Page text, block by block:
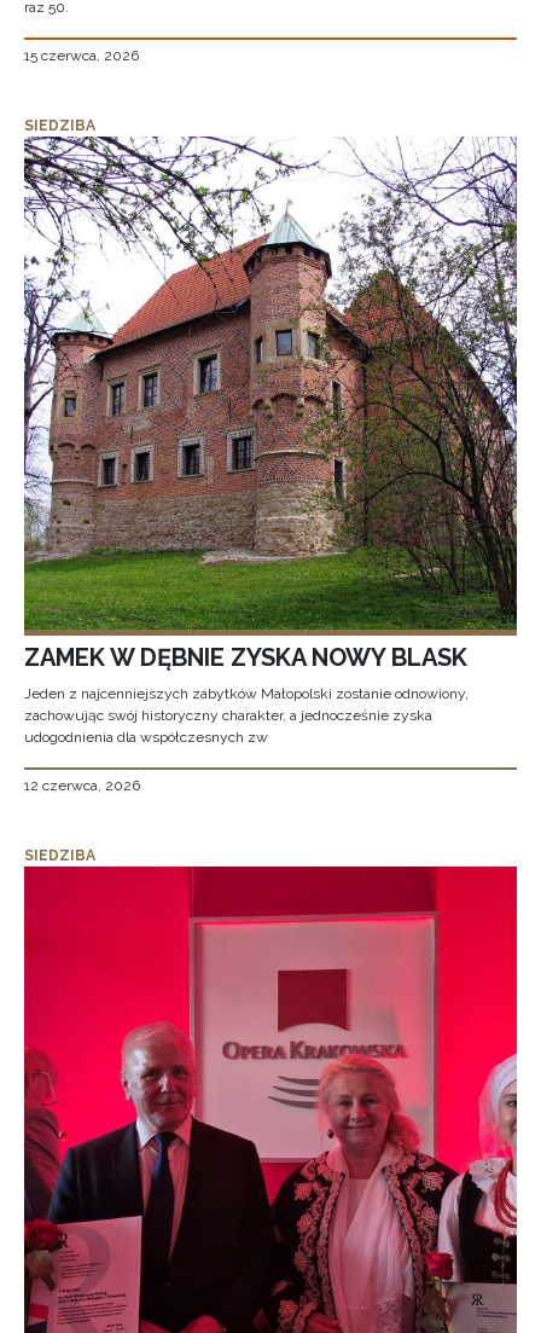
raz 50.
15 czerwca, 2026
SIEDZIBA
ZAMEK W DĘBNIE ZYSKA NOWY BLASK
Jeden z najcenniejszych zabytków Małopolski zostanie odnowiony,
zachowując swój historyczny charakter, a jednocześnie zyska
udogodnienia dla współczesnych zw
12 czerwca, 2026
SIEDZIBA